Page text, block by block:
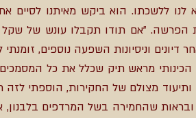
ללשכתו. הוא ביקש מאיתנו לסיים
הפרשה. "אם תודו תקבלו עונש של שקל
דיונים וניסיונות השפעה נוספים,
מראש תיק שכלל את כל
מצולם של החקירות, הוספתי
שהחמירה בשל המרדפים בלבנון,